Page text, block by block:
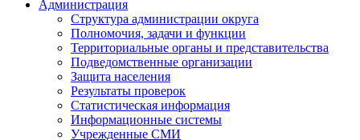
Администрация
Структура администрации округа
Полномочия, задачи и функции
Территориальные органы и представительства
Подведомственные организации
Защита населения
Результаты проверок
Статистическая информация
Информационные системы
Учрежденные СМИ